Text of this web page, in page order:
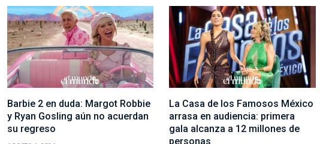
Barbie 2 en duda: Margot Robbie
y Ryan Gosling aún no acuerdan
su regreso
La Casa de los Famosos México
arrasa en audiencia: primera
gala alcanza a 12 millones de
personas